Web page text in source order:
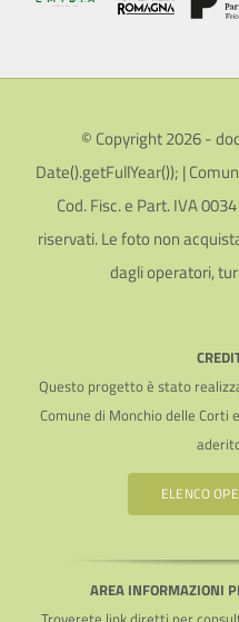
© Copyright 2026 -
Date().getFullYear()); |
Cod. Fisc. e Part. IVA
riservati. Le foto non
dagli operatori,
Questo progetto è stato
Comune di Monchio delle Corti
ELENCO
AREA INFORMAZIONI